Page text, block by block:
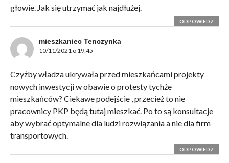
głowie. Jak się utrzymać jak najdłużej.
ODPOWIEDZ
mieszkaniec Tenczynka
10/11/2021 o 19:45
Czyżby władza ukrywała przed mieszkańcami projekty
nowych inwestycji w obawie o protesty tychże
mieszkańców? Ciekawe podejście , przecież to nie
pracownicy PKP będą tutaj mieszkać. Po to są konsultacje
aby wybrać optymalne dla ludzi rozwiązania a nie dla firm
transportowych.
ODPOWIEDZ